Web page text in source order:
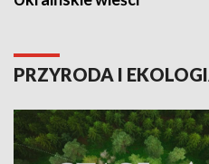
PRZYRODA I